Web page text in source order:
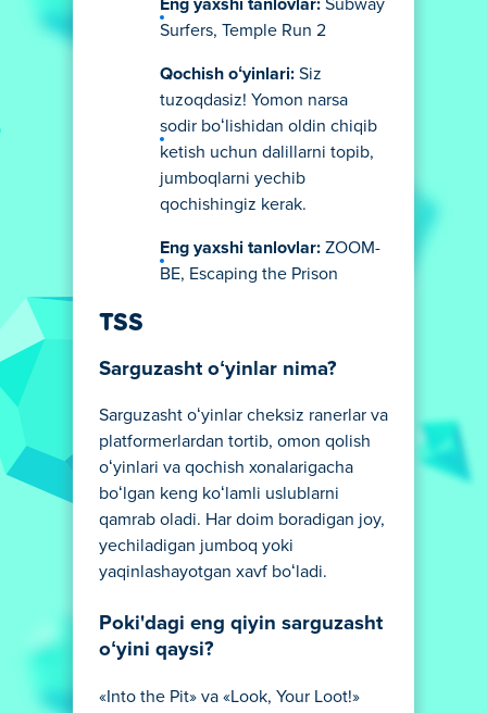
Eng yaxshi tanlovlar: Subway
Surfers, Temple Run 2
Qochish oʻyinlari: Siz
tuzoqdasiz! Yomon narsa
sodir boʻlishidan oldin chiqib
ketish uchun dalillarni topib,
jumboqlarni yechib
qochishingiz kerak.
Eng yaxshi tanlovlar: ZOOM-
BE, Escaping the Prison
TSS
Sarguzasht oʻyinlar nima?
Sarguzasht oʻyinlar cheksiz ranerlar va
platformerlardan tortib, omon qolish
oʻyinlari va qochish xonalarigacha
boʻlgan keng koʻlamli uslublarni
qamrab oladi. Har doim boradigan joy,
yechiladigan jumboq yoki
yaqinlashayotgan xavf boʻladi.
Poki'dagi eng qiyin sarguzasht
oʻyini qaysi?
«Into the Pit» va «Look, Your Loot!»